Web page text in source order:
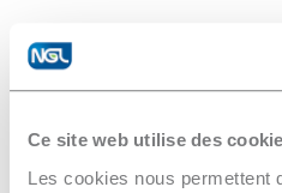
Ce site web utilise des
Les cookies nous permettent
Nanoclean